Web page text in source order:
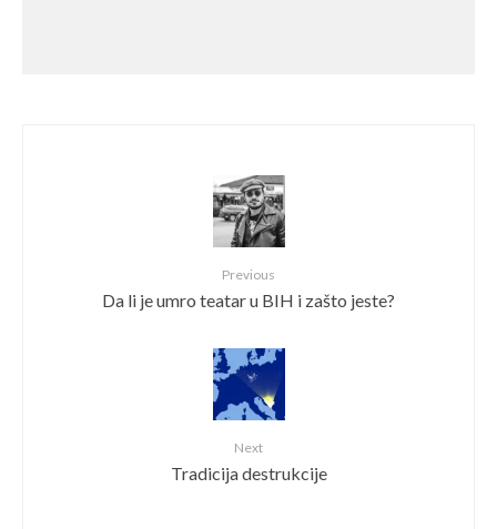
Previous
Da li je umro teatar u BIH i zašto jeste?
Next
Tradicija destrukcije